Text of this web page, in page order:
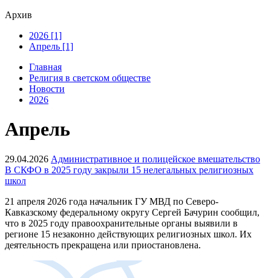
Архив
2026 [1]
Апрель [1]
Главная
Религия в светском обществе
Новости
2026
Апрель
29.04.2026 Административное и полицейское вмешательство
В СКФО в 2025 году закрыли 15 нелегальных религиозных
школ
21 апреля 2026 года начальник ГУ МВД по Северо-
Кавказскому федеральному округу Сергей Бачурин сообщил,
что в 2025 году правоохранительные органы выявили в
регионе 15 незаконно действующих религиозных школ. Их
деятельность прекращена или приостановлена.